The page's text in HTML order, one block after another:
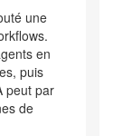
une
en
puis
peut par
de